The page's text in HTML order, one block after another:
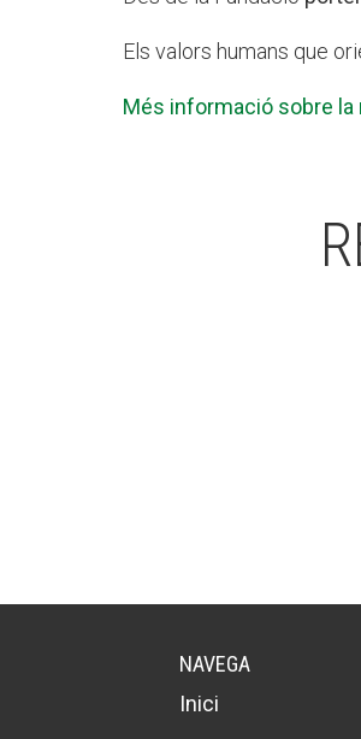
Els valors humans que
Més informació sobre
NAVEGA
Inici